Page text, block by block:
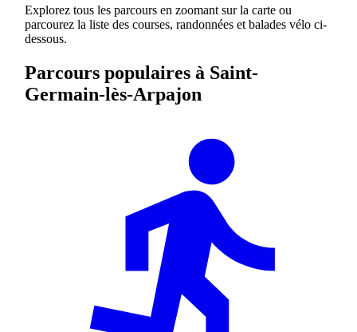
Explorez tous les parcours en zoomant sur la carte ou
parcourez la liste des courses, randonnées et balades vélo ci-
dessous.
Parcours populaires à Saint-
Germain-lès-Arpajon